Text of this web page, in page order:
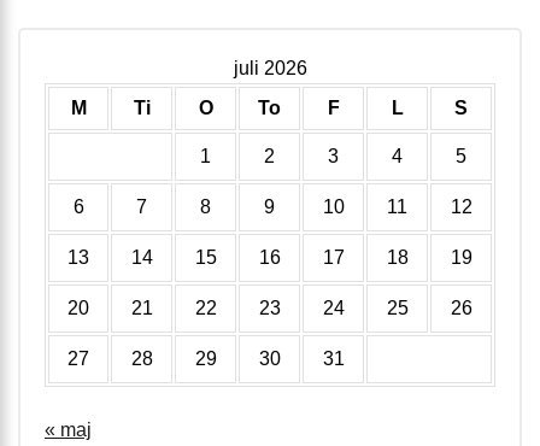
juli 2026
M
Ti O To F L S
1 2 3 4 5
6 7 8 9 10 11 12
13 14 15 16 17 18 19
20 21 22 23 24 25 26
27 28 29 30 31
« maj